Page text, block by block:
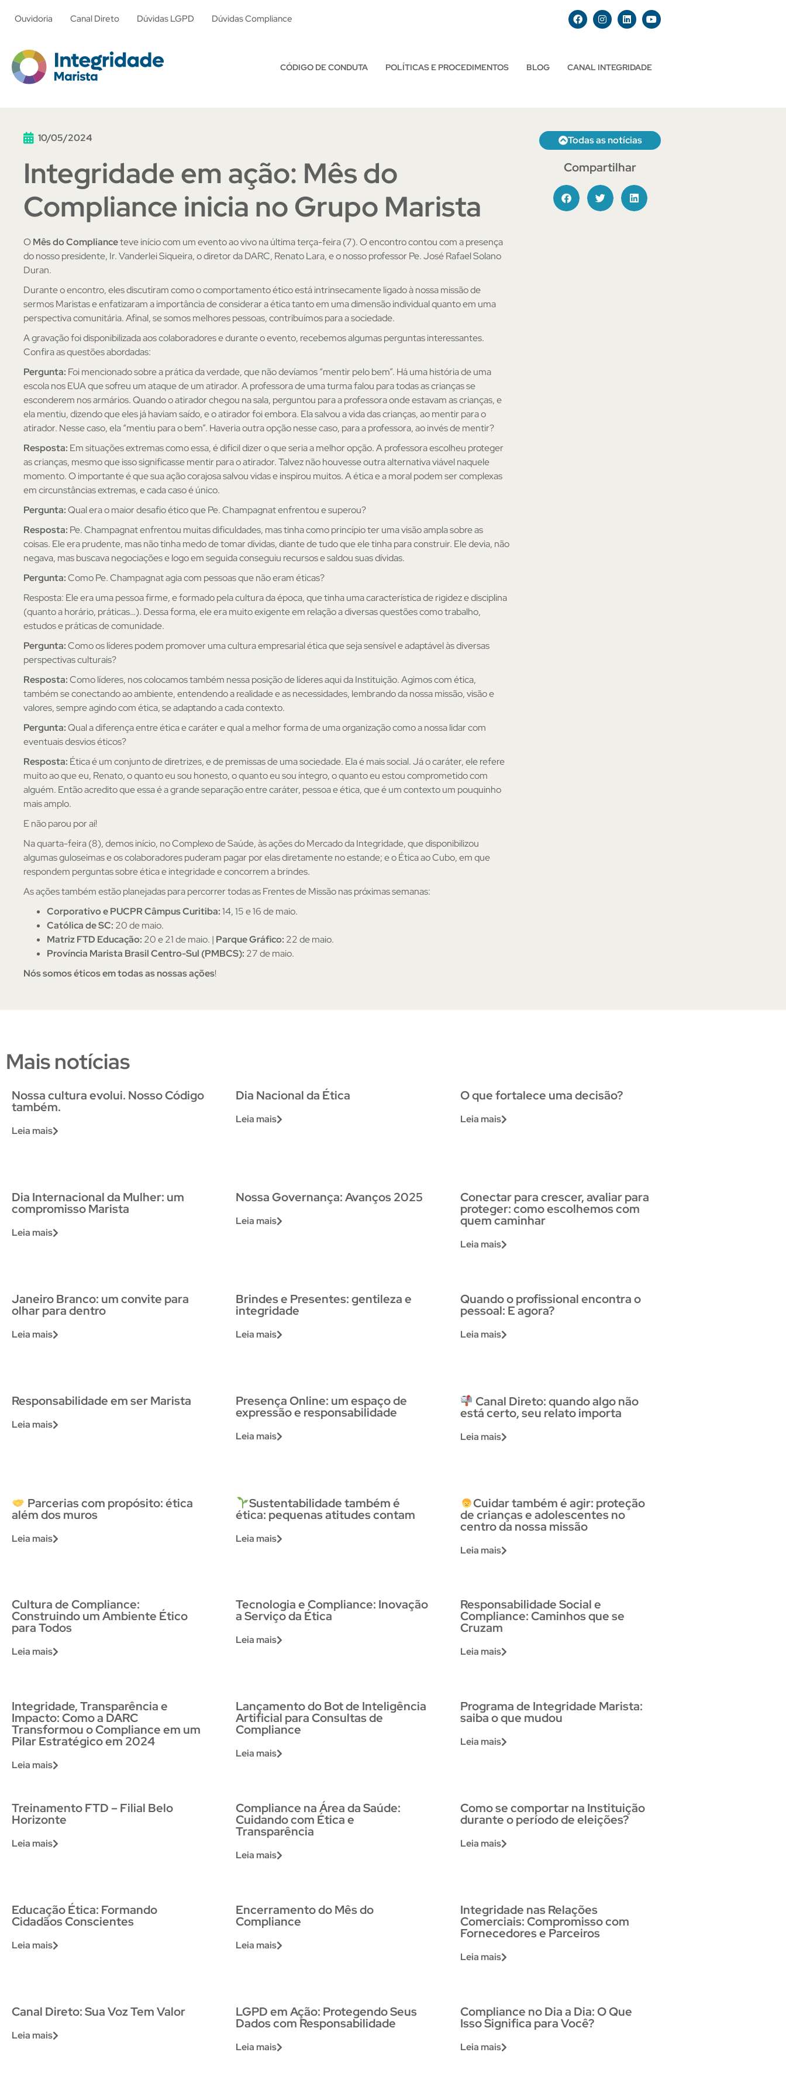
Ouvidoria Canal Direto Dúvidas LGPD Dúvidas Compliance
CÓDIGO DE CONDUTA POLÍTICAS E PROCEDIMENTOS BLOG CANAL INTEGRIDADE
10/05/2024
Integridade em ação: Mês do
Compliance inicia no Grupo Marista
OMês do Complianceteve início com um evento ao vivo na última terça-feira (7). O encontro contou com a presença
do nosso presidente, Ir. Vanderlei Siqueira, o diretor da DARC, Renato Lara, e o nosso professor Pe. José Rafael Solano
Duran.
Durante o encontro, eles discutiram como o comportamento ético está intrinsecamente ligado à nossa missão de
sermos Maristas e enfatizaram a importância de considerar a ética tanto em uma dimensão individual quanto em uma
perspectiva comunitária. Afinal, se somos melhores pessoas, contribuímos para a sociedade.
A gravação foi disponibilizada aos colaboradores e durante o evento, recebemos algumas perguntas interessantes.
Confira as questões abordadas:
Pergunta: Foi mencionado sobre a prática da verdade, que não devíamos “mentir pelo bem”. Há uma história de uma
escola nos EUA que sofreu um ataque de um atirador. A professora de uma turma falou para todas as crianças se
esconderem nos armários. Quando o atirador chegou na sala, perguntou para a professora onde estavam as crianças, e
ela mentiu, dizendo que eles já haviam saído, e o atirador foi embora. Ela salvou a vida das crianças, ao mentir para o
atirador. Nesse caso, ela “mentiu para o bem”. Haveria outra opção nesse caso, para a professora, ao invés de mentir?
Resposta: Em situações extremas como essa, é difícil dizer o que seria a melhor opção. A professora escolheu proteger
as crianças, mesmo que isso significasse mentir para o atirador. Talvez não houvesse outra alternativa viável naquele
momento. O importante é que sua ação corajosa salvou vidas e inspirou muitos. A ética e a moral podem ser complexas
em circunstâncias extremas, e cada caso é único.
Pergunta:Qual era o maior desafio ético que Pe. Champagnat enfrentou e superou?
Resposta: Pe. Champagnat enfrentou muitas dificuldades, mas tinha como princípio ter uma visão ampla sobre as
coisas. Ele era prudente, mas não tinha medo de tomar dívidas, diante de tudo que ele tinha para construir. Ele devia, não
negava, mas buscava negociações e logo em seguida conseguiu recursos e saldou suas dívidas.
Pergunta:Como Pe. Champagnat agia com pessoas que não eram éticas?
Resposta: Ele era uma pessoa firme, e formado pela cultura da época, que tinha uma característica de rigidez e disciplina
(quanto a horário, práticas…). Dessa forma, ele era muito exigente em relação a diversas questões como trabalho,
estudos e práticas de comunidade.
Pergunta:Como os líderes podem promover uma cultura empresarial ética que seja sensível e adaptável às diversas
perspectivas culturais?
Resposta:Como líderes, nos colocamos também nessa posição de líderes aqui da Instituição. Agimos com ética,
também se conectando ao ambiente, entendendo a realidade e as necessidades, lembrando da nossa missão, visão e
valores, sempre agindo com ética, se adaptando a cada contexto.
Pergunta:Qual a diferença entre ética e caráter e qual a melhor forma de uma organização como a nossa lidar com
eventuais desvios éticos?
Resposta: Ética é um conjunto de diretrizes, e de premissas de uma sociedade. Ela é mais social. Já o caráter, ele refere
muito ao que eu, Renato, o quanto eu sou honesto, o quanto eu sou íntegro, o quanto eu estou comprometido com
alguém. Então acredito que essa é a grande separação entre caráter, pessoa e ética, que é um contexto um pouquinho
mais amplo.
E não parou por aí!
Na quarta-feira (8), demos início, no Complexo de Saúde, às ações do Mercado da Integridade, que disponibilizou
algumas guloseimas e os colaboradores puderam pagar por elas diretamente no estande; e o Ética ao Cubo, em que
respondem perguntas sobre ética e integridade e concorrem a brindes.
As ações também estão planejadas para percorrer todas as Frentes de Missão nas próximas semanas:
Corporativo e PUCPR Câmpus Curitiba:14, 15 e 16 de maio.
Católica de SC: 20 de maio.
Matriz FTD Educação: 20 e 21 de maio. | Parque Gráfico: 22 de maio.
Província Marista Brasil Centro-Sul (PMBCS): 27 de maio.
Nós somos éticos em todas as nossas ações!
Todas as notícias
Compartilhar
Mais notícias
Nossa cultura evolui. Nosso Código
também.
Leia mais
Dia Nacional da Ética
Leia mais
O que fortalece uma decisão?
Leia mais
Dia Internacional da Mulher: um
compromisso Marista
Leia mais
Nossa Governança: Avanços 2025
Leia mais
Conectar para crescer, avaliar para
proteger: como escolhemos com
quem caminhar
Leia mais
Janeiro Branco: um convite para
olhar para dentro
Leia mais
Brindes e Presentes: gentileza e
integridade
Leia mais
Quando o profissional encontra o
pessoal: E agora?
Leia mais
Responsabilidade em ser Marista
Leia mais
Presença Online: um espaço de
expressão e responsabilidade
Leia mais
Canal Direto: quando algo não
está certo, seu relato importa
Leia mais
Parcerias com propósito: ética
além dos muros
Leia mais
Sustentabilidade também é
ética: pequenas atitudes contam
Leia mais
Cuidar também é agir: proteção
de crianças e adolescentes no
centro da nossa missão
Leia mais
Cultura de Compliance:
Construindo um Ambiente Ético
para Todos
Leia mais
Tecnologia e Compliance: Inovação
a Serviço da Ética
Leia mais
Responsabilidade Social e
Compliance: Caminhos que se
Cruzam
Leia mais
Integridade, Transparência e
Impacto: Como a DARC
Transformou o Compliance em um
Pilar Estratégico em 2024
Leia mais
Lançamento do Bot de Inteligência
Artificial para Consultas de
Compliance
Leia mais
Programa de Integridade Marista:
saiba o que mudou
Leia mais
Treinamento FTD – Filial Belo
Horizonte
Leia mais
Compliance na Área da Saúde:
Cuidando com Ética e
Transparência
Leia mais
Como se comportar na Instituição
durante o período de eleições?
Leia mais
Educação Ética: Formando
Cidadãos Conscientes
Leia mais
Encerramento do Mês do
Compliance
Leia mais
Integridade nas Relações
Comerciais: Compromisso com
Fornecedores e Parceiros
Leia mais
Canal Direto: Sua Voz Tem Valor
Leia mais
LGPD em Ação: Protegendo Seus
Dados com Responsabilidade
Leia mais
Compliance no Dia a Dia: O Que
Isso Significa para Você?
Leia mais